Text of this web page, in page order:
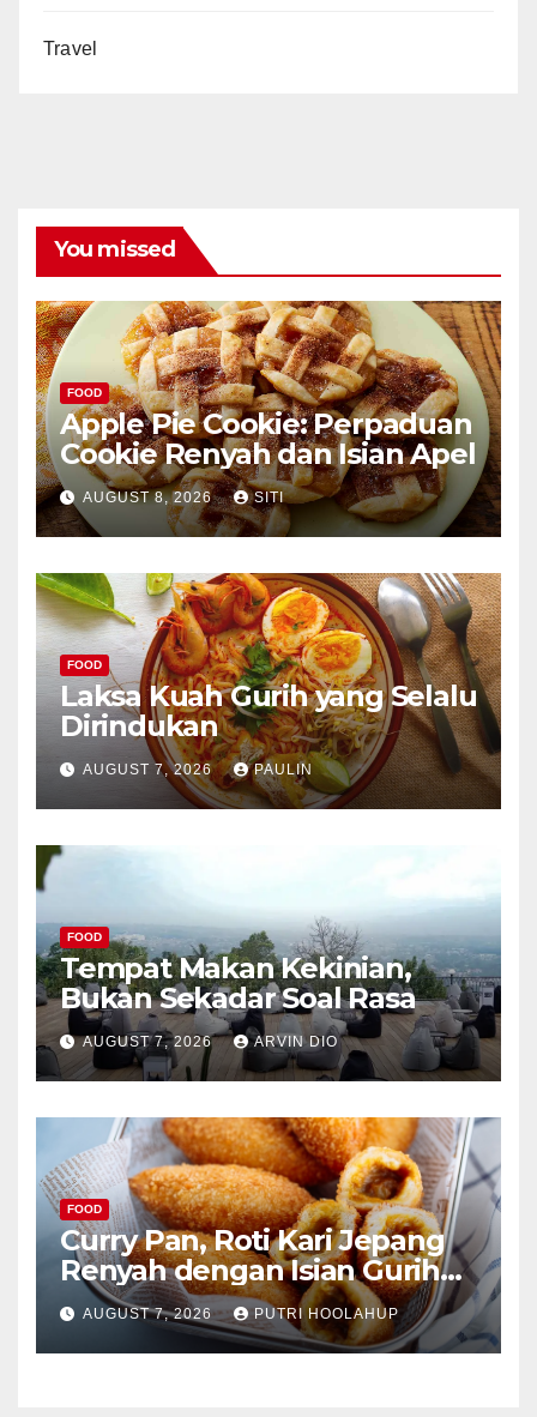
Travel
You missed
FOOD
Apple Pie Cookie: Perpaduan
Cookie Renyah dan Isian Apel
AUGUST 8, 2026 SITI
FOOD
Laksa Kuah Gurih yang Selalu
Dirindukan
AUGUST 7, 2026 PAULIN
FOOD
Tempat Makan Kekinian,
Bukan Sekadar Soal Rasa
AUGUST 7, 2026 ARVIN DIO
FOOD
Curry Pan, Roti Kari Jepang
Renyah dengan Isian Gurih
Menggoda
AUGUST 7, 2026 PUTRI HOOLAHUP